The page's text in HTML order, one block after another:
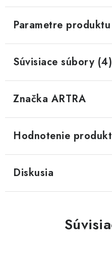
Parametre produktu
Súvisiace súbory (4)
Značka ARTRA
Hodnotenie
Diskusia